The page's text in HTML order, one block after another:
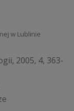
w Lublinie
2005, 4, 363-